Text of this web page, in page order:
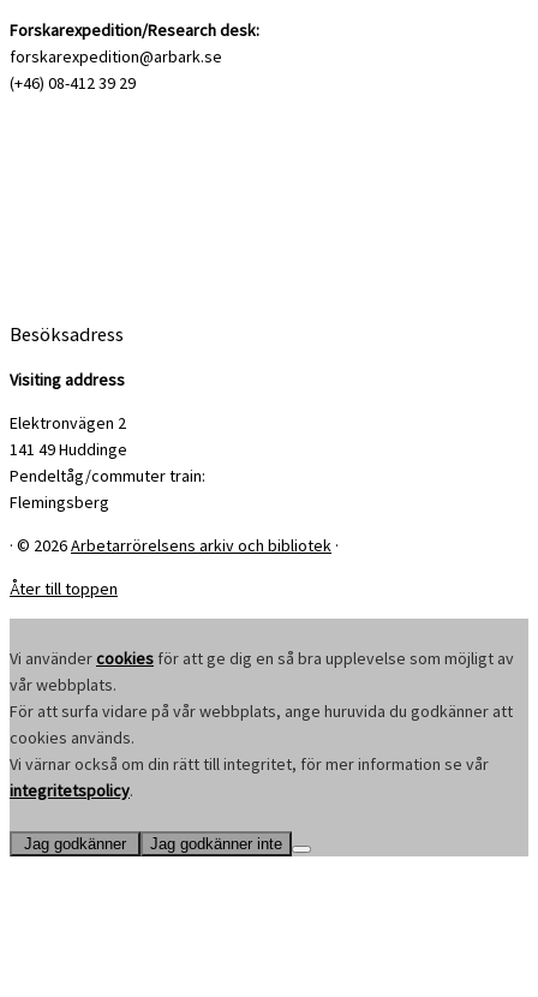
Forskarexpedition/Research desk:
forskarexpedition@arbark.se
(+46) 08-412 39 29
Besöksadress
Visiting address
Elektronvägen 2
141 49 Huddinge
Pendeltåg/commuter train:
Flemingsberg
· © 2026Arbetarrörelsens arkiv och bibliotek ·
Åter till toppen
Vi användercookies för att ge dig en så bra upplevelse som möjligt av
vår webbplats.
För att surfa vidare på vår webbplats, ange huruvida du godkänner att
cookies används.
Vi värnar också om din rätt till integritet, för mer information se vår
integritetspolicy.
Jag godkänner Jag godkänner inte